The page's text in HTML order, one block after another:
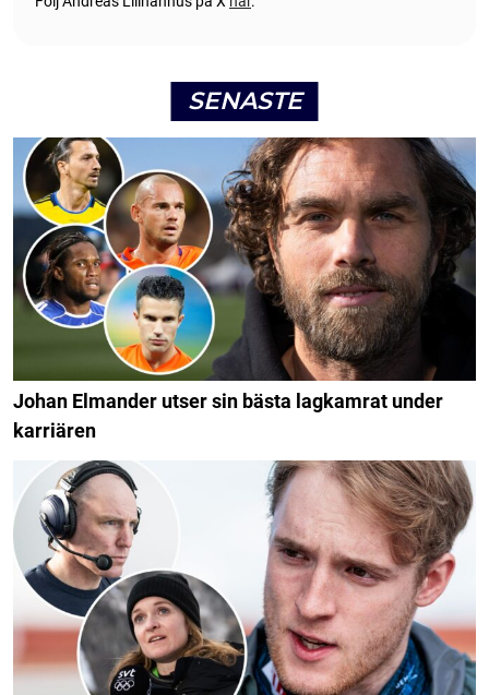
SENASTE
Johan Elmander utser sin bästa lagkamrat under
karriären